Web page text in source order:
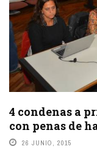
4 condenas a
con penas de
26 JUNIO, 2015